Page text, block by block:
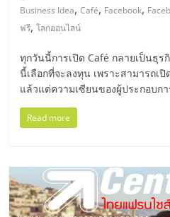
มอี
ไทย,
SMEs,
แฟ
รน
Business Idea,Café, Facebook,
ฟรี,โลกออนไลน์
ทุกวันนี้การเปิด Café กลายเป็นธุ
นี้เลือกที่จะลงทุน เพราะสามารถเปิ
แล้วแต่ความเซียนของผู้ประกอบก
Read more